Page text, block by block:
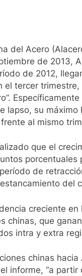
del Acero
de 2013,
de 2012,
tercer
lapso, su
al mismo
que el
de
del
creciente
chinas, que
intra y extra
chinas
informe, “a